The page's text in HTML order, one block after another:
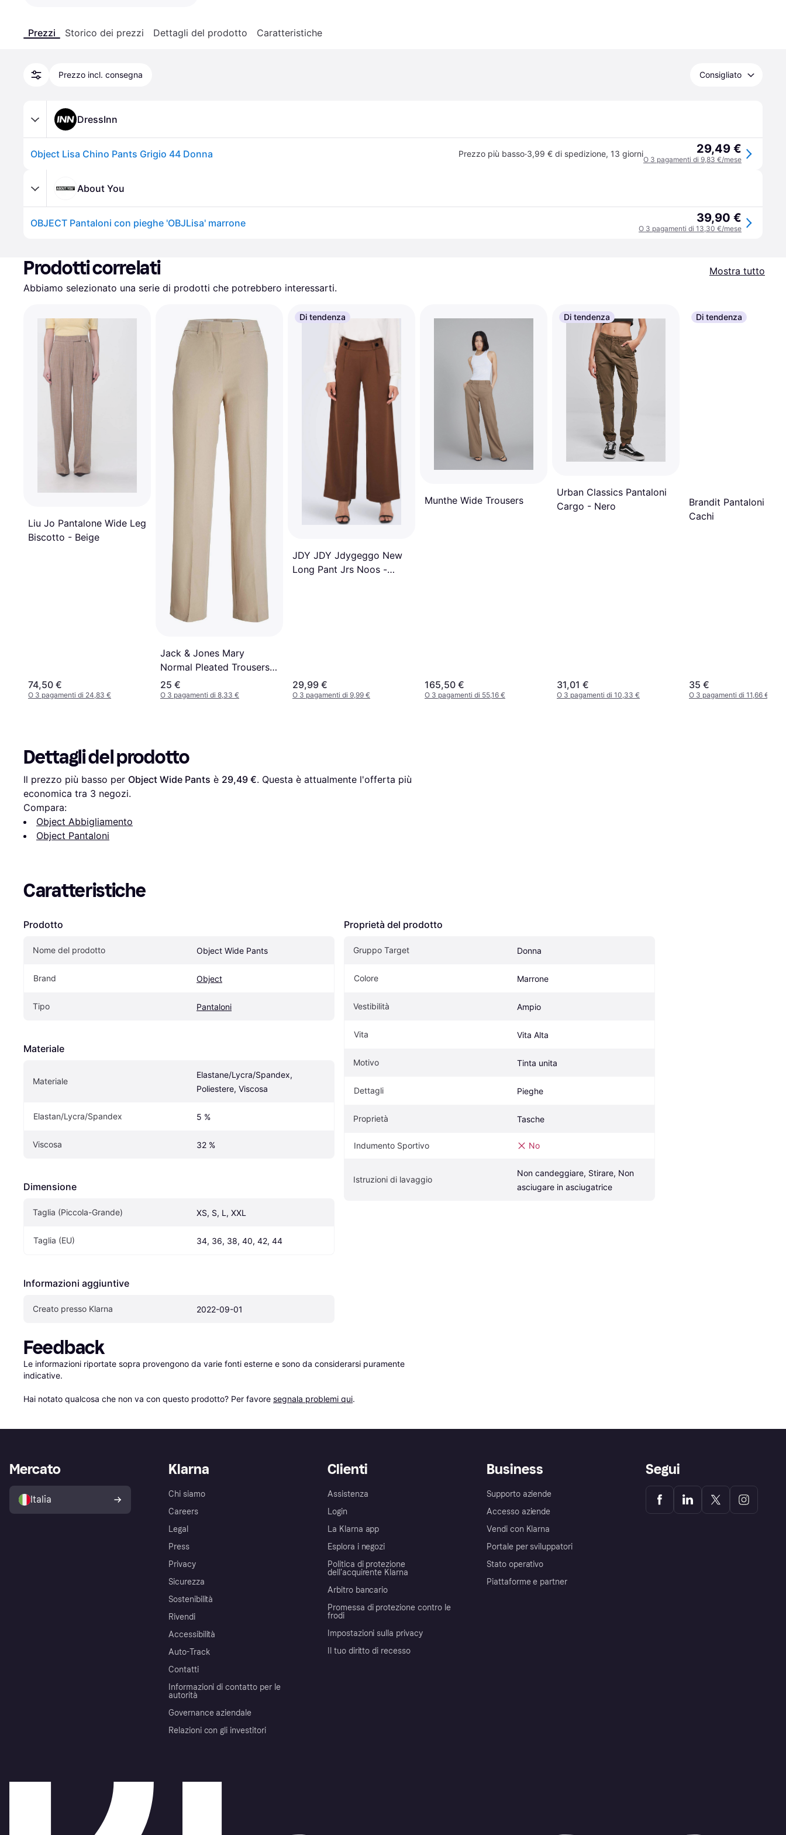
Prezzi Storico dei prezzi Dettagli del prodotto Caratteristiche
Prezzo incl. consegna Consigliato
DressInn
Object Lisa Chino Pants Grigio 44 Donna Prezzo più basso·3,99 € di spedizione, 13 giorni 29,49 €
O 3 pagamenti di 9,83 €/mese
About You
OBJECT Pantaloni con pieghe 'OBJLisa' marrone 39,90 €
O 3 pagamenti di 13,30 €/mese
Prodotti correlati
Mostra tutto
Abbiamo selezionato una serie di prodotti che potrebbero interessarti.
Liu Jo Pantalone Wide Leg
Biscotto - Beige
74,50 €
O 3 pagamenti di 24,83 €
Jack & Jones Mary
Normal Pleated Trousers -
Beige
25 €
O 3 pagamenti di 8,33 €
Di tendenza
JDY JDY Jdygeggo New
Long Pant Jrs Noos -
29,99 €
O 3 pagamenti di 9,99 €
Munthe Wide Trousers
165,50 €
O 3 pagamenti di 55,16 €
Di tendenza
Urban Classics Pantaloni
Cargo - Nero
31,01 €
O 3 pagamenti di 10,33 €
Di tendenza
Brandit Pantaloni
Cachi
35 €
O 3 pagamenti di 11,66 €
Dettagli del prodotto
Il prezzo più basso per Object Wide Pants è 29,49 €. Questa è attualmente l'offerta più
economica tra 3 negozi.
Compara:
Object Abbigliamento
Object Pantaloni
Caratteristiche
Prodotto
Nome del prodotto Object Wide Pants
Brand Object
Tipo Pantaloni
Materiale
Materiale
Elastane/Lycra/Spandex,
Poliestere, Viscosa
Elastan/Lycra/Spandex 5 %
Viscosa 32 %
Dimensione
Taglia (Piccola-Grande) XS, S, L, XXL
Taglia (EU) 34, 36, 38, 40, 42, 44
Informazioni aggiuntive
Creato presso Klarna 2022-09-01
Proprietà del prodotto
Gruppo Target Donna
Colore Marrone
Vestibilità Ampio
Vita Vita Alta
Motivo Tinta unita
Dettagli Pieghe
Proprietà Tasche
Indumento Sportivo No
Istruzioni di lavaggio
Non candeggiare, Stirare, Non
asciugare in asciugatrice
Feedback
Le informazioni riportate sopra provengono da varie fonti esterne e sono da considerarsi puramente
indicative.
Hai notato qualcosa che non va con questo prodotto? Per favore segnala problemi qui.
Klarna
Chi siamo
Careers
Legal
Press
Privacy
Sicurezza
Sostenibilità
Rivendi
Accessibilità
Auto-Track
Contatti
Informazioni di contatto per le
autorità
Governance aziendale
Relazioni con gli investitori
Clienti
Assistenza
Login
La Klarna app
Esplora i negozi
Politica di protezione
dell'acquirente Klarna
Arbitro bancario
Promessa di protezione contro le
frodi
Impostazioni sulla privacy
Il tuo diritto di recesso
Business
Supporto aziende
Accesso aziende
Vendi con Klarna
Portale per sviluppatori
Stato operativo
Piattaforme e partner
Mercato
Italia
Segui